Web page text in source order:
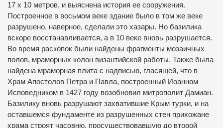
17 х 10 метров, и выяснена история ее сооружения.
Построенное в восьмом веке здание было в том же веке
разрушено, наверное, сделали это хазары. Но базилика
вскоре восстанавливается, а в 10 веке вновь разрушается.
Во время раскопок были найдены фрагменты мозаичных
полов, мраморных колон византийской работы. Также была
найдена мраморная плита с надписью, гласящей, что в
Храм Апостолов Петра и Павла, построенный Иоанном
Исповедником в 1427 году возобновил митрополит Дамиан.
Базилику вновь разрушают захватившие Крым турки, и на
оставшемся фундаменте из разрушенных стен прихожане
храма строят часовню, просуществовавшую до второй